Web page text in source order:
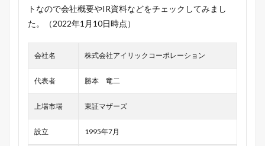
トなので会社概要やIR資料などをチェックしてみまし
た。（2022年1月10日時点）
会社名 株式会社アイリックコーポレーション
代表者 勝本 竜二
上場市場 東証マザーズ
設立 1995年7月